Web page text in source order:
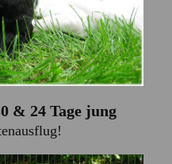
& 24 Tage jung